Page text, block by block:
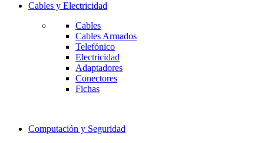
Cables y Electricidad
Cables
Cables Armados
Telefónico
Electricidad
Adaptadores
Conectores
Fichas
Computación y Seguridad